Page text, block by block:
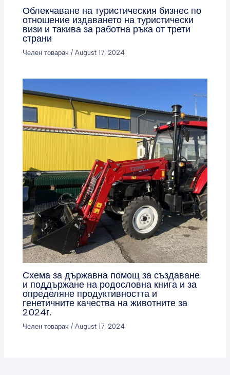
Облекчаване на туристическия бизнес по
отношение издаването на туристически
визи и такива за работна ръка от трети
страни
Челен товарач /August 17, 2024
Схема за държавна помощ за създаване
и поддържане на родословна книга и за
определяне продуктивността и
генетичните качества на животните за
2024г.
Челен товарач /August 17, 2024